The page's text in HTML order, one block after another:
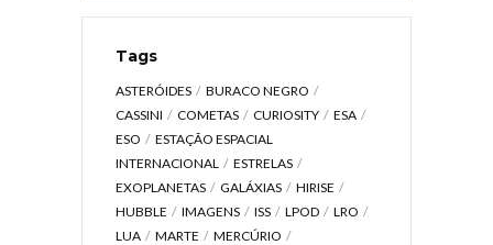
Tags
ASTERÓIDES
BURACO NEGRO
CASSINI
COMETAS CURIOSITY
ESA
ESO
ESTAÇÃO ESPACIAL
INTERNACIONAL
ESTRELAS
EXOPLANETAS
GALÁXIAS
HIRISE
HUBBLE
IMAGENS ISS LPOD
LRO
LUA
MARTE
MERCÚRIO